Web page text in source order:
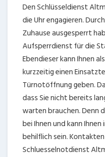
Den Schlüsseldienst
die Uhr engagieren.
Zuhause ausgesperrt
Aufsperrdienst für die
Ebendieser kann Ihnen
kurzzeitig einen
Türnotöffnung geben.
dass Sie nicht bereits
warten brauchen. Denn
bei Ihnen und kann
behilflich sein.
Schluesselnotdienst